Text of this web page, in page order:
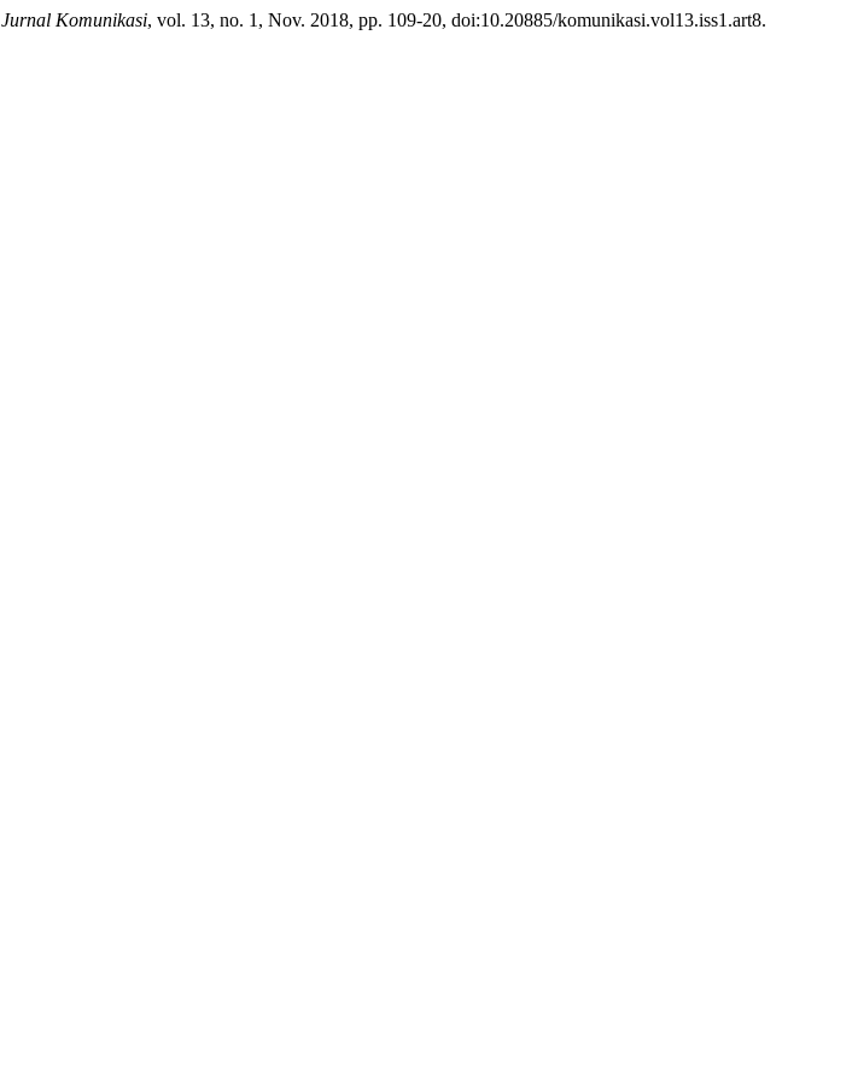
Jurnal Komunikasi, vol. 13, no. 1, Nov. 2018, pp. 109-20, doi:10.20885/komunikasi.vol13.iss1.art8.